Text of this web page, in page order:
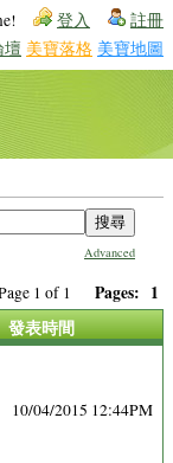
登入 註冊
壇 美寶落格 美寶地圖
Advanced
1 of 1 Pages: 1
發表時間
10/04/2015 12:44PM